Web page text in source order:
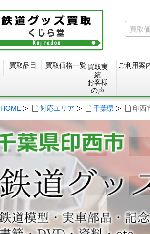
買取品目 買取価格一覧買取実
績
お客様
の声
ご利用案
HOME 対応エリア 千葉県 印西